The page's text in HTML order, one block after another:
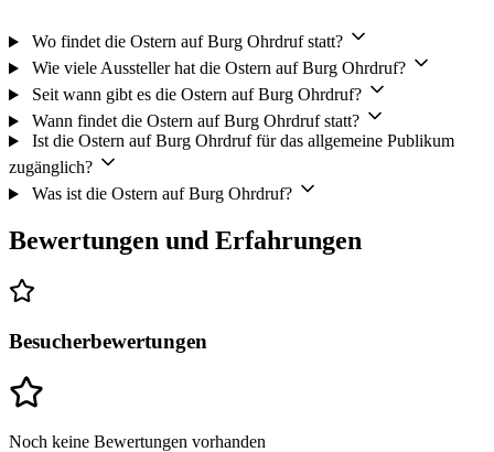
Wo findet die Ostern auf Burg Ohrdruf statt?
Wie viele Aussteller hat die Ostern auf Burg Ohrdruf?
Seit wann gibt es die Ostern auf Burg Ohrdruf?
Wann findet die Ostern auf Burg Ohrdruf statt?
Ist die Ostern auf Burg Ohrdruf für das allgemeine Publikum
zugänglich?
Was ist die Ostern auf Burg Ohrdruf?
Bewertungen und Erfahrungen
Besucherbewertungen
Noch keine Bewertungen vorhanden